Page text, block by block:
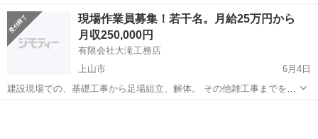
気がある方優遇！ ・やりがいのある仕事をしたい、達成感がほしい ・
将来のためにお金を稼ぎたい ・仕事をしながら全国各地のグルメを堪
能したい などなど...
山形 米沢市 鳶職 太陽光パネル
現場作業員募集！若干名。月給25万円から
月収250,000円
有限会社大滝工務店
上山市
6月4日
建設現場での、基礎工事から足場組立、解体。 その他雑工事までを行
います。 8時から5時までの勤務。 うち休憩1時間30分 ほぼ残業はあり